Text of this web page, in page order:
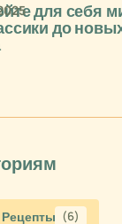
для себя
до
Рецепты (6)